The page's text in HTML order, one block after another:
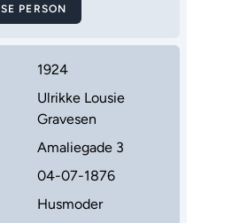
SE PERSON
1924
Ulrikke Lousie
Gravesen
Amaliegade 3
04-07-1876
Husmoder